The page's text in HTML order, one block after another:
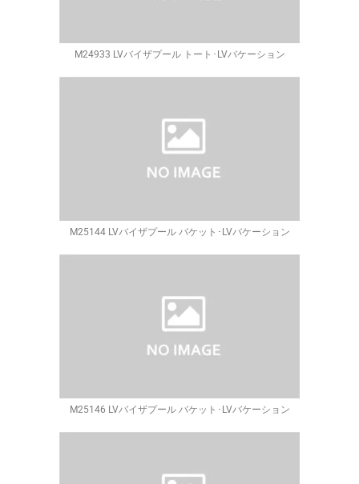
M24933 LVバイザプール トート･LVバケーション
M25144 LVバイザプール バケット･LVバケーション
M25146 LVバイザプール バケット･LVバケーション